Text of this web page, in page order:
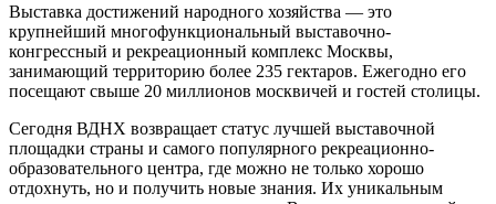
Выставка достижений народного хозяйства — это
крупнейший многофункциональный выставочно-
конгрессный и рекреационный комплекс Москвы,
занимающий территорию более 235 гектаров. Ежегодно его
посещают свыше 20 миллионов москвичей и гостей столицы.
Сегодня ВДНХ возвращает статус лучшей выставочной
площадки страны и самого популярного рекреационно-
образовательного центра, где можно не только хорошо
отдохнуть, но и получить новые знания. Их уникальным